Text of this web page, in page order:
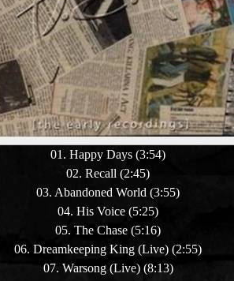
01. Happy Days (3:54)
02. Recall (2:45)
03. Abandoned World (3:55)
04. His Voice (5:25)
05. The Chase (5:16)
06. Dreamkeeping King (Live) (2:55)
07. Warsong (Live)(8:13)